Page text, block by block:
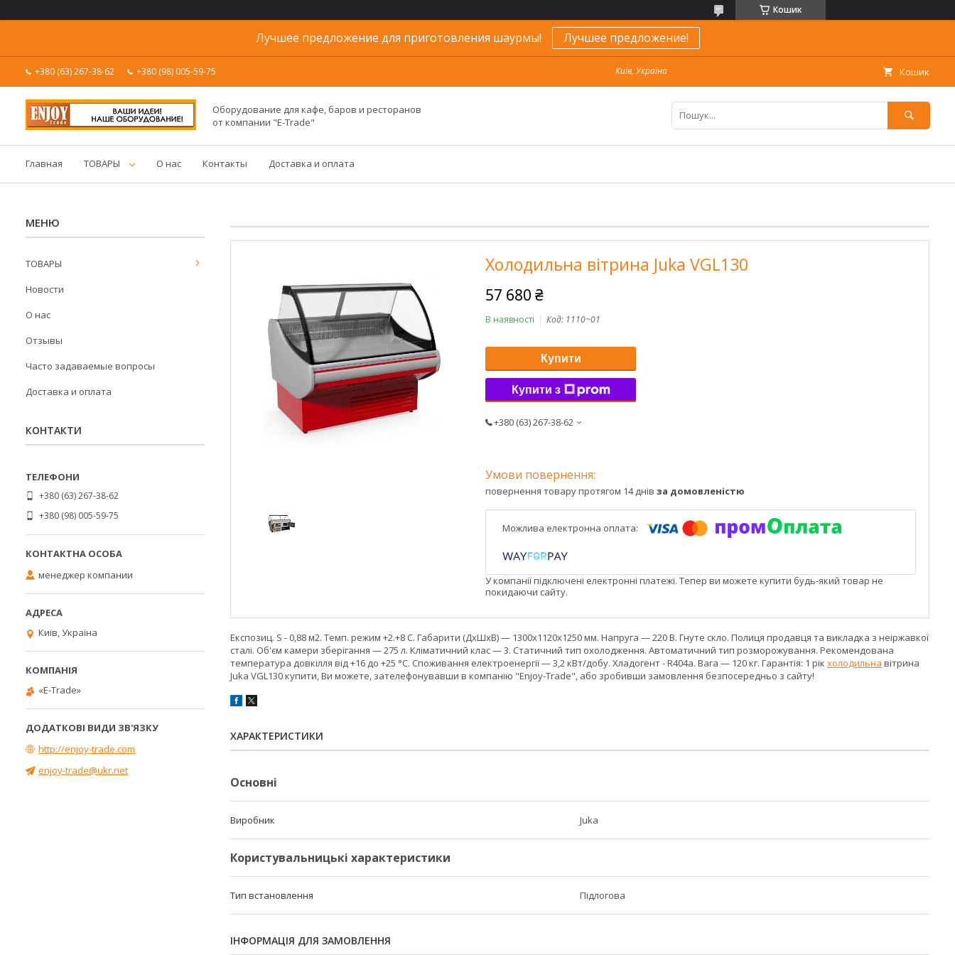
Кошик
Лучшее предложение для приготовления шаурмы! Лучшее предложение!
+380 (63) 267-38-62 +380 (98) 005-59-75 Київ, Україна Кошик
Оборудование для кафе, баров и ресторанов
от компании "E-Trade"
Главная ТОВАРЫ О нас Контакты Доставка и оплата
Холодильна вітрина Juka VGL130
57 680 ₴
В наявності Код: 1110~01
Купити
Купити з
+380 (63) 267-38-62
повернення товару протягом 14 днів за домовленістю
У компанії підключені електронні платежі. Тепер ви можете купити будь-який товар не
покидаючи сайту.
Експозиц. S - 0,88 м2. Темп. режим +2.+8 С. Габарити (ДхШхВ) — 1300х1120х1250 мм. Напруга — 220 В. Гнуте скло. Полиця продавця та викладка з неіржавкої
сталі. Об'єм камери зберігання — 275 л. Кліматичний клас — 3. Статичний тип охолодження. Автоматичний тип розморожування. Рекомендована
температура довкілля від +16 до +25 °C. Споживання електроенергії — 3,2 кВт/добу. Хладогент - R404a. Вага — 120 кг. Гарантія: 1 рік холодильна вітрина
Juka VGL130 купити, Ви можете, зателефонувавши в компанію "Enjoy-Trade", або зробивши замовлення безпосередньо з сайту!
ХАРАКТЕРИСТИКИ
Основні
Виробник Juka
Користувальницькі характеристики
Тип встановлення Підлогова
ІНФОРМАЦІЯ ДЛЯ ЗАМОВЛЕННЯ
ТОВАРЫ
Новости
О нас
Отзывы
Часто задаваемые вопросы
Доставка и оплата
КОНТАКТИ
+380 (63) 267-38-62
+380 (98) 005-59-75
менеджер компании
Київ, Україна
«E-Trade»
http://enjoy-trade.com
enjoy-trade@ukr.net